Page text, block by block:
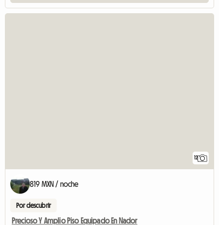
12
819 MXN / noche
Por descubrir
Precioso Y Amplio Piso Equipado En Nador